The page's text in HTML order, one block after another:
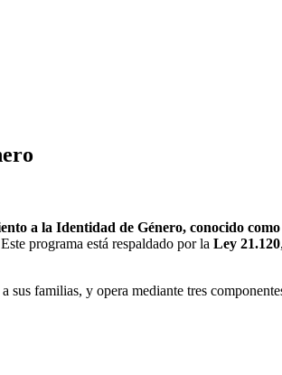
a la Identidad de Género, conocido
programa está respaldado por la Ley 21.120
sus familias, y opera mediante tres